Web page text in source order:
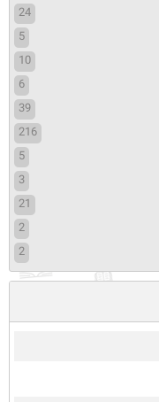
24
5
10
6
39
216
5
3
21
2
2